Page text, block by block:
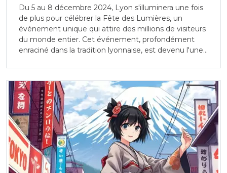
Du 5 au 8 décembre 2024, Lyon s'illuminera une fois
de plus pour célébrer la Fête des Lumières, un
événement unique qui attire des millions de visiteurs
du monde entier. Cet événement, profondément
enraciné dans la tradition lyonnaise, est devenu l'une
emblématiques de la ville, transformant ses rues,
places et monuments en un tableau féérique de
lumières et de couleurs.